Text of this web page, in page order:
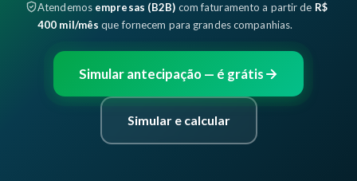
Atendemos empresas (B2B) com faturamento a partir de R$
400 mil/mês que fornecem para grandes companhias.
Simular antecipação — é grátis
Simular e calcular